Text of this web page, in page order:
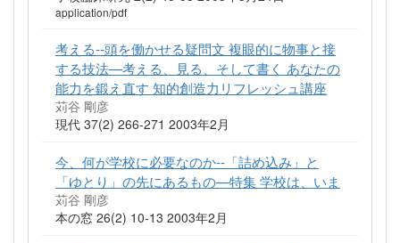
application/pdf
考える--頭を働かせる疑問文 複眼的に物事と接
する技法—考える、見る、そして書く あなたの
能力を鍛え直す 知的創造力リフレッシュ講座
苅谷 剛彦
現代 37(2) 266-271 2003年2月
今、何が学校に必要なのか--「詰め込み」と
「ゆとり」の先にあるもの—特集 学校は、いま
苅谷 剛彦
本の窓 26(2) 10-13 2003年2月